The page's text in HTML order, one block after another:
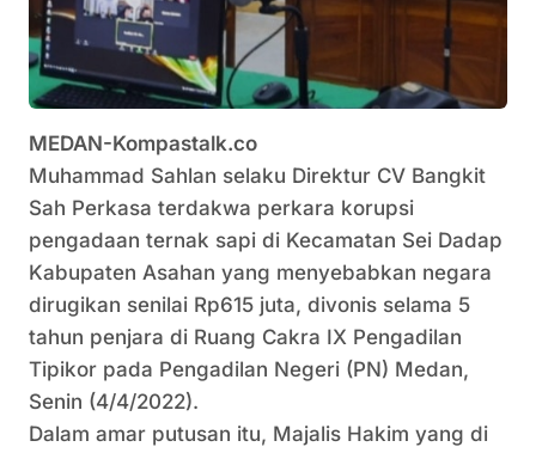
MEDAN-Kompastalk.co
Muhammad Sahlan selaku Direktur CV Bangkit
Sah Perkasa terdakwa perkara korupsi
pengadaan ternak sapi di Kecamatan Sei Dadap
Kabupaten Asahan yang menyebabkan negara
dirugikan senilai Rp615 juta, divonis selama 5
tahun penjara di Ruang Cakra IX Pengadilan
Tipikor pada Pengadilan Negeri (PN) Medan,
Senin (4/4/2022).
Dalam amar putusan itu, Majalis Hakim yang di